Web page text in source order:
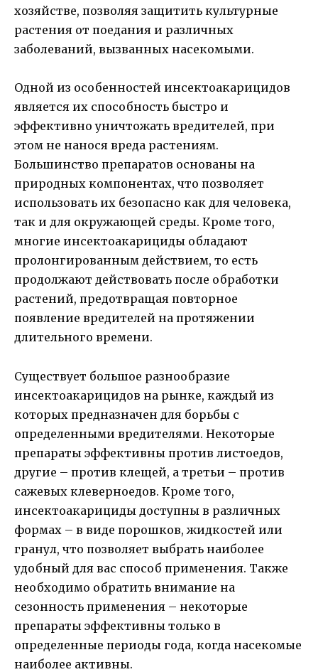
хозяйстве, позволяя защитить культурные
растения от поедания и различных
заболеваний, вызванных насекомыми.
Одной из особенностей инсектоакарицидов
является их способность быстро и
эффективно уничтожать вредителей, при
этом не нанося вреда растениям.
Большинство препаратов основаны на
природных компонентах, что позволяет
использовать их безопасно как для человека,
так и для окружающей среды. Кроме того,
многие инсектоакарициды обладают
пролонгированным действием, то есть
продолжают действовать после обработки
растений, предотвращая повторное
появление вредителей на протяжении
длительного времени.
Существует большое разнообразие
инсектоакарицидов на рынке, каждый из
которых предназначен для борьбы с
определенными вредителями. Некоторые
препараты эффективны против листоедов,
другие – против клещей, а третьи – против
сажевых клеверноедов. Кроме того,
инсектоакарициды доступны в различных
формах – в виде порошков, жидкостей или
гранул, что позволяет выбрать наиболее
удобный для вас способ применения. Также
необходимо обратить внимание на
сезонность применения – некоторые
препараты эффективны только в
определенные периоды года, когда насекомые
наиболее активны.